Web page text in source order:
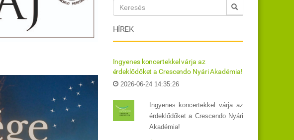
HÍREK
Ingyenes koncertekkel várja az
érdeklődőket a Crescendo Nyári Akadémia!
2026-06-24 14:35:26
Ingyenes koncertekkel várja az
érdeklődőket a Crescendo Nyári
Akadémia!